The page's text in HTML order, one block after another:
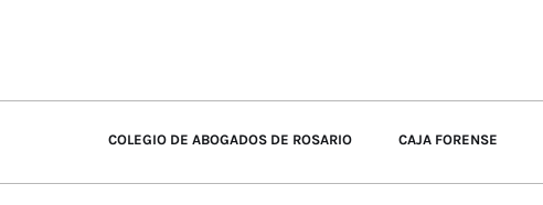
COLEGIO DE ABOGADOS DE ROSARIO CAJA FORENSE